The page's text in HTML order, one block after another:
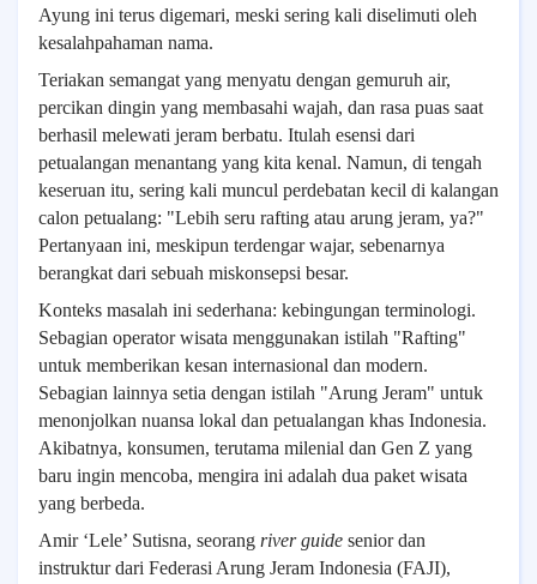
Ayung ini terus digemari, meski sering kali diselimuti oleh
kesalahpahaman nama.
Teriakan semangat yang menyatu dengan gemuruh air,
percikan dingin yang membasahi wajah, dan rasa puas saat
berhasil melewati jeram berbatu. Itulah esensi dari
petualangan menantang yang kita kenal. Namun, di tengah
keseruan itu, sering kali muncul perdebatan kecil di kalangan
calon petualang: "Lebih seru rafting atau arung jeram, ya?"
Pertanyaan ini, meskipun terdengar wajar, sebenarnya
berangkat dari sebuah miskonsepsi besar.
Konteks masalah ini sederhana: kebingungan terminologi.
Sebagian operator wisata menggunakan istilah "Rafting"
untuk memberikan kesan internasional dan modern.
Sebagian lainnya setia dengan istilah "Arung Jeram" untuk
menonjolkan nuansa lokal dan petualangan khas Indonesia.
Akibatnya, konsumen, terutama milenial dan Gen Z yang
baru ingin mencoba, mengira ini adalah dua paket wisata
yang berbeda.
Amir ‘Lele’ Sutisna, seorang river guide senior dan
instruktur dari Federasi Arung Jeram Indonesia (FAJI),